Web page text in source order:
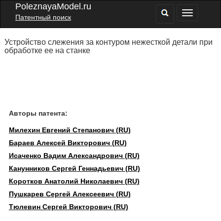
PoleznayaModel.ru
Патентный поиск
Устройство слежения за контуром нежесткой детали при
обработке ее на станке
Авторы патента:
Милехин Евгений Степанович (RU)
Бараев Алексей Викторович (RU)
Исаченко Вадим Александрович (RU)
Канунников Сергей Геннадьевич (RU)
Коротков Анатолий Николаевич (RU)
Пушкарев Сергей Алексеевич (RU)
Тюлевин Сергей Викторович (RU)